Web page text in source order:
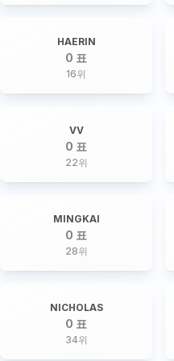
HAERIN
0 표
16위
VV
0 표
22위
MINGKAI
0 표
28위
NICHOLAS
0 표
34위